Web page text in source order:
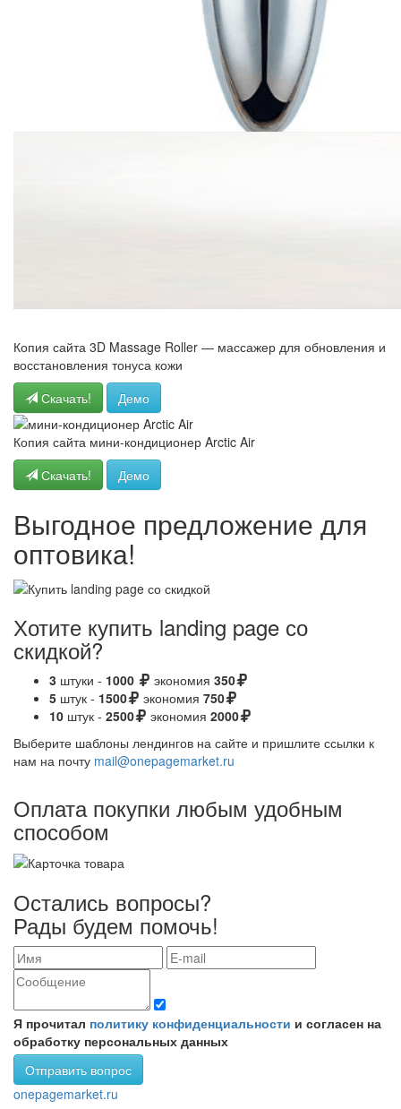
Копия сайта 3D Massage Roller — массажер для обновления и
восстановления тонуса кожи
Скачать!
Демо
Копия сайта мини-кондиционер Arctic Air
Скачать!
Демо
Выгодное предложение для
оптовика!
Хотите купить landing page со
скидкой?
3 штуки - 1000 экономия 350
5 штук - 1500 экономия 750
10 штук - 2500 экономия 2000
Выберите шаблоны лендингов на сайте и пришлите ссылки к
нам на почту mail@onepagemarket.ru
Оплата покупки любым удобным
способом
Остались вопросы?
Рады будем помочь!
Я прочитал политику конфиденциальности и согласен на
обработку персональных данных
Отправить вопрос
onepagemarket.ru